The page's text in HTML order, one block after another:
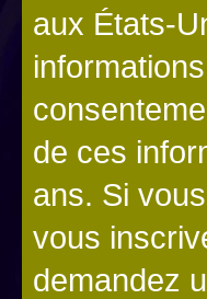
aux États-
de ces
ans. Si
vous
demandez